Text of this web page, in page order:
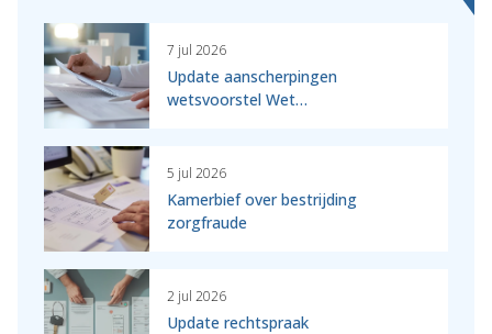
7 jul 2026
Update aanscherpingen
wetsvoorstel Wet…
5 jul 2026
Kamerbief over bestrijding
zorgfraude
2 jul 2026
Update rechtspraak